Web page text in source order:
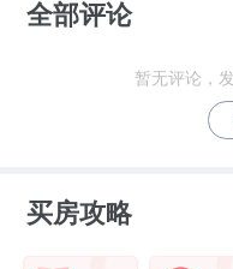
全部评论
暂无评论，
买房攻略